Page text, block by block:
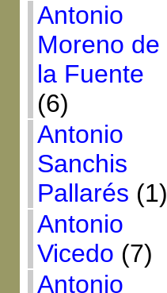
Antonio
Moreno de
la Fuente
(6)
Antonio
Sanchis
Pallarés (1)
Antonio
Vicedo (7)
Antonio